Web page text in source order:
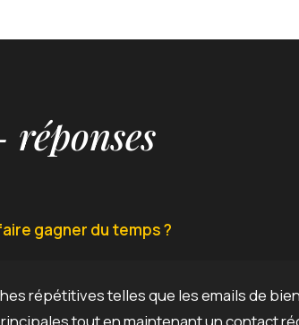
gagner du temps ?
répétitives telles que les emails de
tout en maintenant un contact